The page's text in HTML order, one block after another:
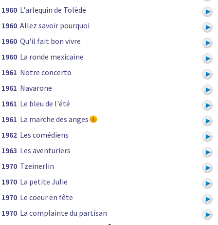
1960 L'arlequin de Tolède
1960 Allez savoir pourquoi
1960 Qu'il fait bon vivre
1960 La ronde mexicaine
1961 Notre concerto
1961 Navarone
1961 Le bleu de l'été
1961 La marche des anges
1962 Les comédiens
1963 Les aventuriers
1970 Tzeinerlin
1970 La petite Julie
1970 Le coeur en fête
1970 La complainte du partisan